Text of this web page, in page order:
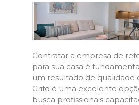
Contratar a empresa de
para sua casa é
um resultado de qualidade
Grifo é uma excelente
busca profissionais